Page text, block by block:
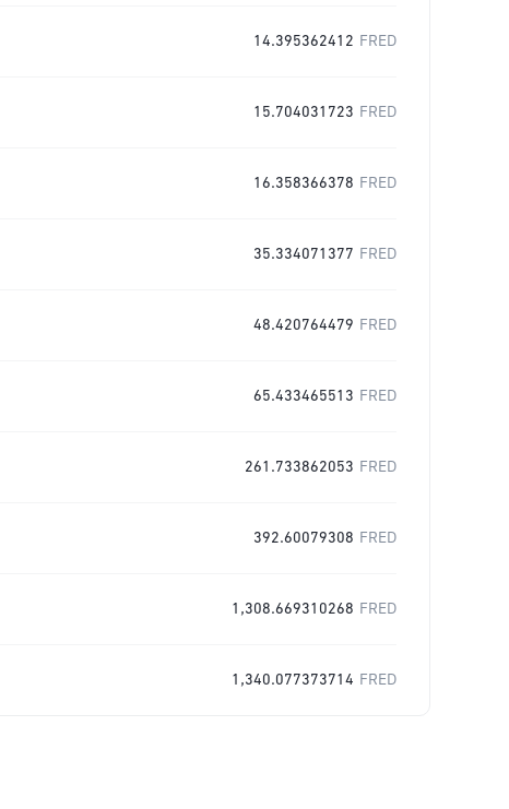
14.395362412 FRED
15.704031723 FRED
16.358366378 FRED
35.334071377 FRED
48.420764479 FRED
65.433465513 FRED
261.733862053 FRED
392.60079308 FRED
1,308.669310268 FRED
1,340.077373714 FRED